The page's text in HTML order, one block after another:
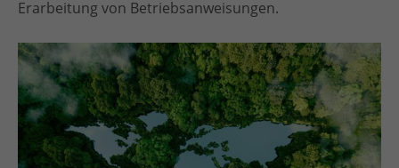
Drop us a line
info@yourdomain.com
About us
Lorem ipsum dolor sit amet, consectetuer
adipiscing elit.
Erarbeitung von Betriebsanweisungen.